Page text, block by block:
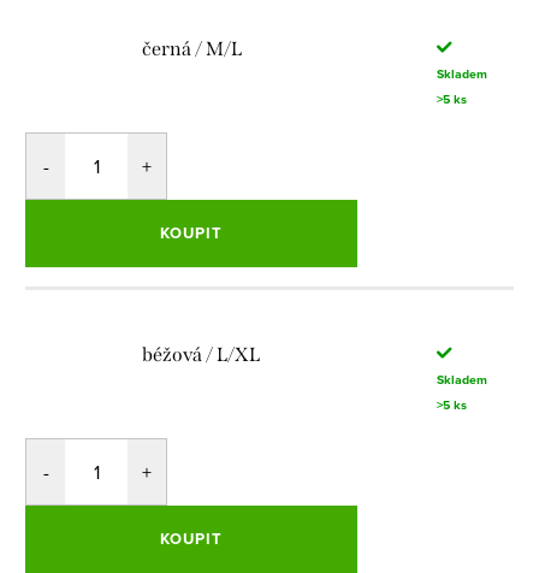
černá / M/L
Skladem
>5 ks
KOUPIT
béžová / L/XL
Skladem
>5 ks
KOUPIT